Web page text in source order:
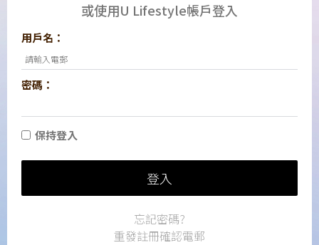
或使用U Lifestyle帳戶登入
用戶名：
密碼：
保持登入
登入
忘記密碼?
重發註冊確認電郵